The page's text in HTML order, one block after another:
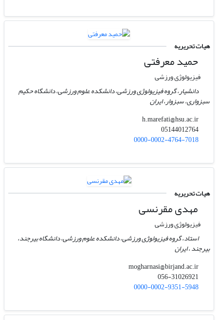
هیات تحریریه
حمید معرفتی
فیزیولوژی ورزشی
دانشیار، گروه فیزیولوژی ورزشی، دانشکده علوم ورزشی، دانشگاه حکیم
سبزواری، سبزوار، ایران
h.marefati@hsu.ac.ir
05144012764
0000-0002-4764-7018
هیات تحریریه
مهدی مقرنسی
فیزیولوژی ورزشی
استاد، گروه فیزیولوژی ورزشی، دانشکده علوم ورزشی، دانشگاه بیرجند،
بیرجند ، ایران
mogharnasi@birjand.ac.ir
0000-0002-9351-5948